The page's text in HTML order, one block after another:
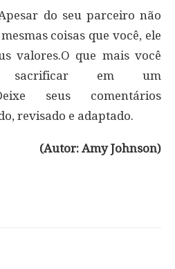
do seu parceiro não
coisas que você, ele
valores.O que mais você
sacrificar em um
seus comentários
revisado e adaptado.
(Autor: Amy Johnson)